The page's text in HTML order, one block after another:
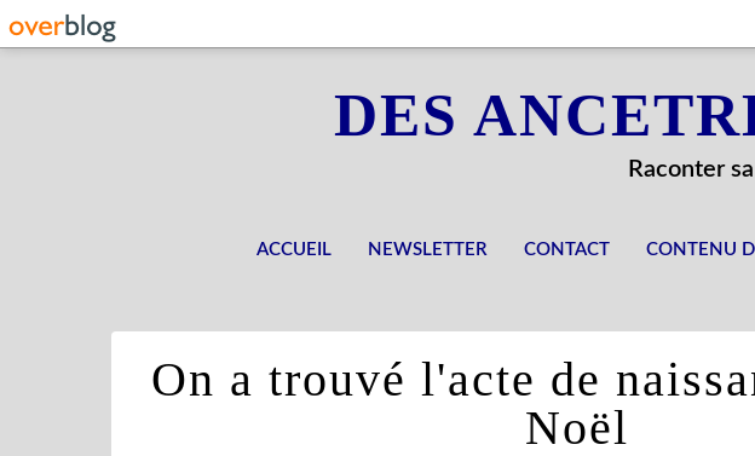
DES
Raconter
ACCUEIL NEWSLETTER CONTACT CONTENU
On a trouvé l'acte de
Noël